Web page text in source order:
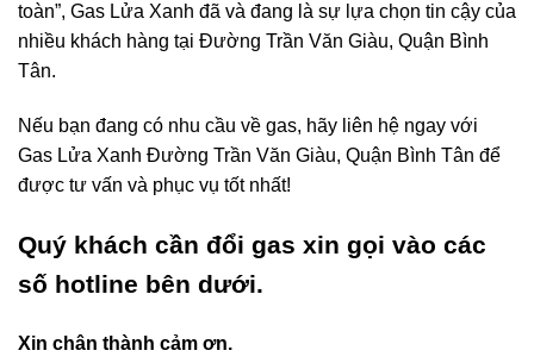
toàn”, Gas Lửa Xanh đã và đang là sự lựa chọn tin cậy của
nhiều khách hàng tại Đường Trần Văn Giàu, Quận Bình
Tân.
Nếu bạn đang có nhu cầu về gas, hãy liên hệ ngay với
Gas Lửa Xanh Đường Trần Văn Giàu, Quận Bình Tân để
được tư vấn và phục vụ tốt nhất!
Quý khách cần đổi gas xin gọi vào các
số hotline bên dưới.
Xin chân thành cảm ơn.